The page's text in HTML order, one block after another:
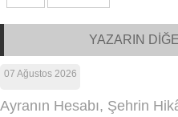
YAZARIN
07 Ağustos 2026
Ayranın Hesabı, Şehrin